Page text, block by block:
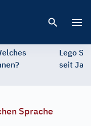
Lego
seit
Sprache